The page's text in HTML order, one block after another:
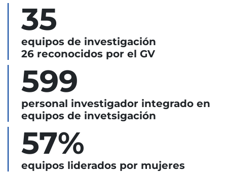
35
equipos de investigación
26 reconocidos por el GV
599
personal investigador integrado en
equipos de invetsigación
57%
equipos liderados por mujeres